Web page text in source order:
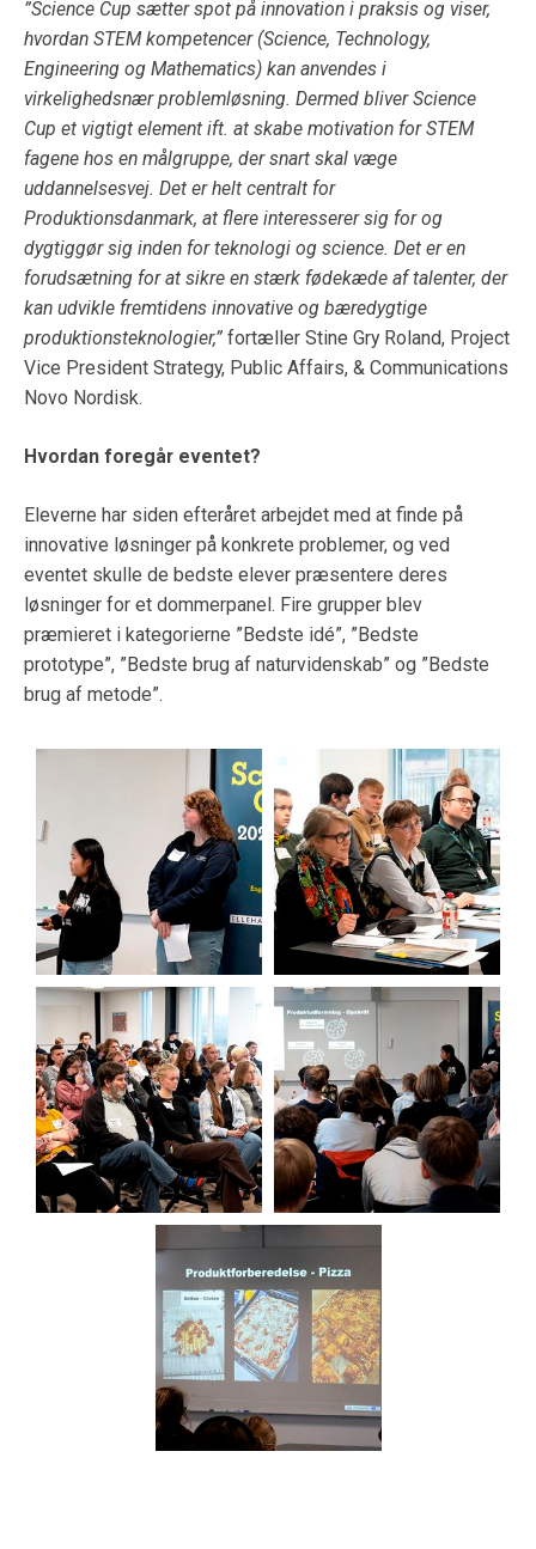
”Science Cup sætter spot på innovation i praksis og viser,
hvordan STEM kompetencer(Science, Technology,
Engineering og Mathematics) kan anvendes i
virkelighedsnær problemløsning. Dermed bliver Science
Cup et vigtigt element ift. at skabe motivation for STEM
fagene hos en målgruppe, der snart skal væge
uddannelsesvej. Det er helt centralt for
Produktionsdanmark, at flere interesserer sig for og
dygtiggør sig inden for teknologi og science. Det er en
forudsætning for at sikre en stærk fødekæde af talenter, der
kan udvikle fremtidens innovative og bæredygtige
produktionsteknologier,” fortæller Stine Gry Roland, Project
Vice President Strategy, Public Affairs, & Communications
Novo Nordisk.
Hvordan foregår eventet?
Eleverne har siden efteråret arbejdet med at finde på
innovative løsninger på konkrete problemer, og ved
eventet skulle de bedste elever præsentere deres
løsninger for et dommerpanel. Fire grupper blev
præmieret i kategorierne ”Bedste idé”, ”Bedste
prototype”, ”Bedste brug af naturvidenskab” og ”Bedste
brug af metode”.